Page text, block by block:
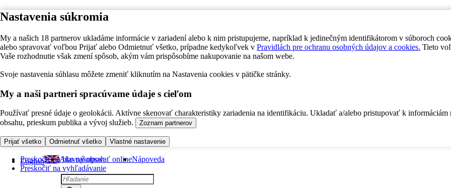
Nastavenia súkromia
My a našich 18 partnerov ukladáme informácie v zariadení alebo k nim pristupujeme, napríklad k jedinečným identifikátorom v súboroch
alebo spravovať voľbou Prijať alebo Odmietnuť všetko, prípadne kedykoľvek v Pravidlách pre ochranu osobných údajov a cookies. Tieto
Vaše rozhodnutie však zmení spôsob, akým vám prispôsobíme nakupovanie na našom webe.
Svoje nastavenia súhlasu môžete zmeniť kliknutím na Nastavenia cookies v pätičke stránky.
My a naši partneri spracúvame údaje s cieľom
Používať presné údaje o geolokácii. Aktívne skenovať charakteristiky zariadenia na identifikáciu. Ukladať a/alebo pristupovať k informáciám
obsahu, prieskum publika a vývoj služieb.
Zoznam partnerov
Prijať všetko Odmietnuť všetko Vlastné nastavenie
Preskočiť na hlavný obsah
Preskočiť na vyhľadávanie
English Ako nakupovať onlineNápoveda